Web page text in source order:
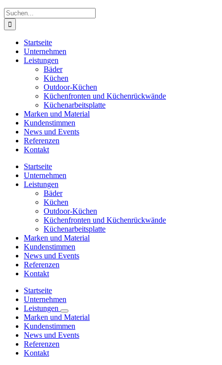
Suche
nach:
Startseite
Unternehmen
Leistungen
Bäder
Küchen
Outdoor-Küchen
Küchenfronten und Küchenrückwände
Küchenarbeitsplatte
Marken und Material
Kundenstimmen
News und Events
Referenzen
Kontakt
Startseite
Unternehmen
Leistungen
Bäder
Küchen
Outdoor-Küchen
Küchenfronten und Küchenrückwände
Küchenarbeitsplatte
Marken und Material
Kundenstimmen
News und Events
Referenzen
Kontakt
Startseite
Unternehmen
Leistungen
Marken und Material
Kundenstimmen
News und Events
Referenzen
Kontakt